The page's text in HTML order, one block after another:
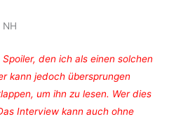
den ich als einen solchen
kann jedoch übersprungen
um ihn zu lesen. Wer dies
Interview kann auch ohne